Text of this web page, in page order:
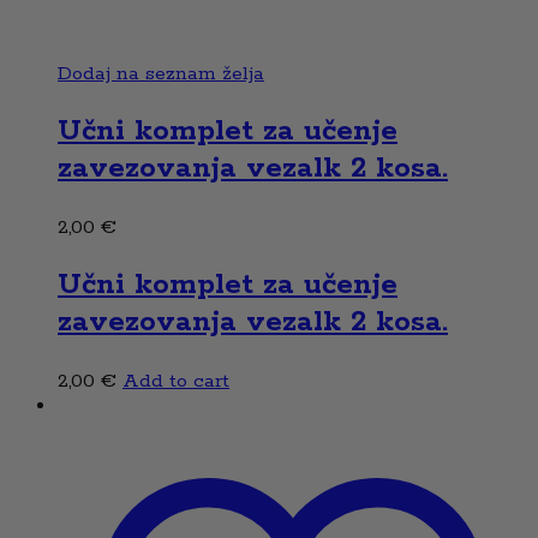
Dodaj na seznam želja
Učni komplet za učenje
zavezovanja vezalk 2 kosa.
2,00 €
Učni komplet za učenje
zavezovanja vezalk 2 kosa.
2,00 € Add to cart